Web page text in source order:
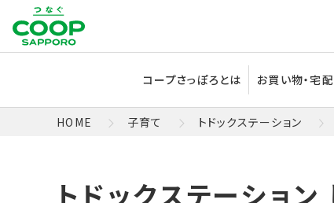
コープさっぽろとは お買い物・宅配
HOME 子育て トドックステーション